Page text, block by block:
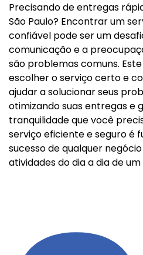
Precisando de entregas
São Paulo? Encontrar um
confiável pode ser um
comunicação e a
são problemas comuns.
escolher o serviço certo e
ajudar a solucionar seus
otimizando suas entregas e
tranquilidade que você
serviço eficiente e seguro é
sucesso de qualquer
atividades do dia a dia de um